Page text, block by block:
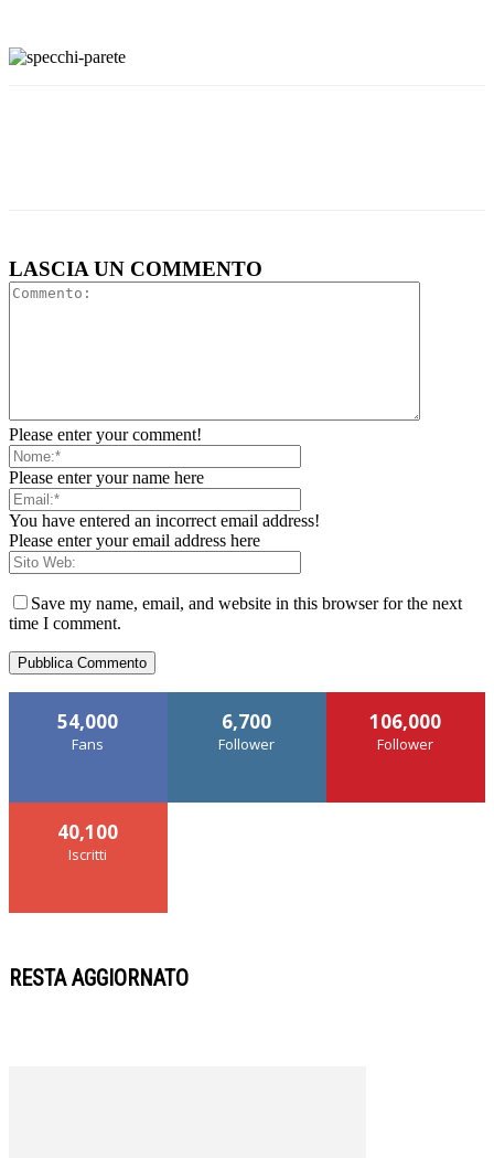
LASCIA UN COMMENTO
Please enter your comment!
Please enter your name here
You have entered an incorrect email address!
Please enter your email address here
Save my name, email, and website in this browser for the next
time I comment.
54,000
Fans
6,700
Follower
106,000
Follower
40,100
Iscritti
RESTA AGGIORNATO